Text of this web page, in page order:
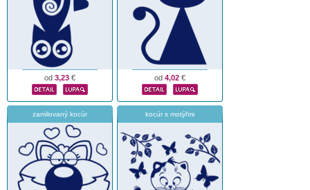
od 3,23 € od 4,02 €
zamilovaný kocúr kocúr s motýľmi